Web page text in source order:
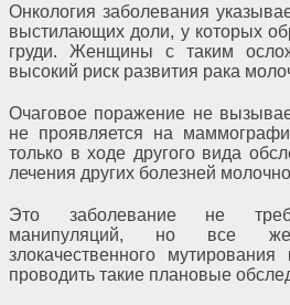
Онкология заболевания
выстилающих доли, у которых
груди. Женщины с таким
высокий риск развития рака
Очаговое поражение не
не проявляется на
только в ходе другого вида
лечения других болезней
Это заболевание не
манипуляций, но все
злокачественного мутирования
проводить такие плановые